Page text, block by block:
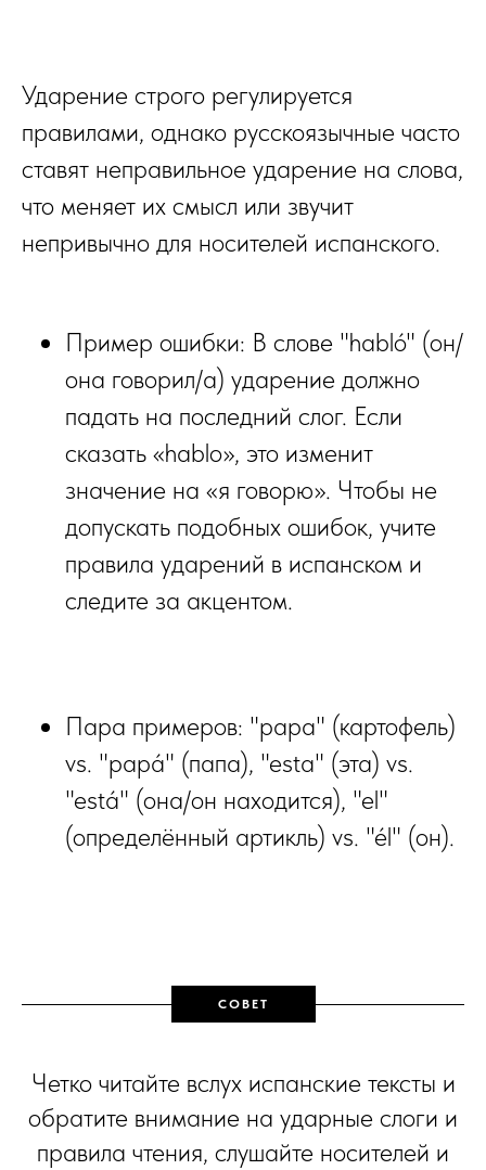
Ударение строго регулируется
правилами, однако русскоязычные часто
ставят неправильное ударение на слова,
что меняет их смысл или звучит
непривычно для носителей испанского.
Пример ошибки: В слове "habló" (он/
она говорил/а) ударение должно
падать на последний слог. Если
сказать «hablo», это изменит
значение на «я говорю». Чтобы не
допускать подобных ошибок, учите
правила ударений в испанском и
следите за акцентом.
Пара примеров: "papa" (картофель)
vs. "papá" (папа), "esta" (эта) vs.
"está" (она/он находится), "el"
(определённый артикль) vs. "él" (он).
СОВЕТ
Четко читайте вслух испанские тексты и
обратите внимание на ударные слоги и
правила чтения, слушайте носителей и